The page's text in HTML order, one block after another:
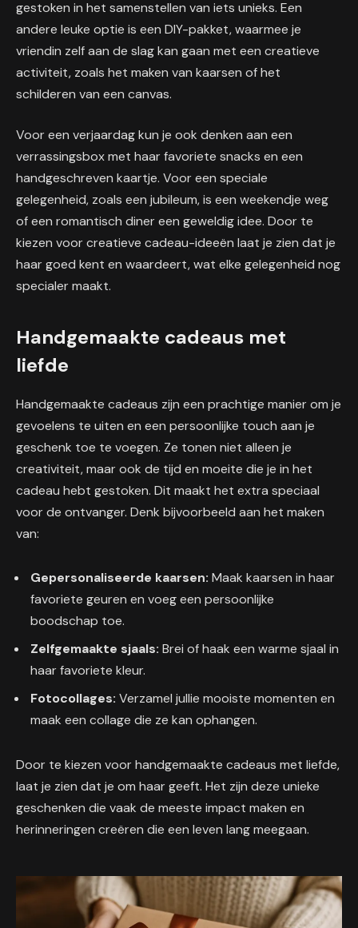
gestoken in het samenstellen van iets unieks. Een
andere leuke optie is een DIY-pakket, waarmee je
vriendin zelf aan de slag kan gaan met een creatieve
activiteit, zoals het maken van kaarsen of het
schilderen van een canvas.
Voor een verjaardag kun je ook denken aan een
verrassingsbox met haar favoriete snacks en een
handgeschreven kaartje. Voor een speciale
gelegenheid, zoals een jubileum, is een weekendje weg
of een romantisch diner een geweldig idee. Door te
kiezen voor creatieve cadeau-ideeën laat je zien dat je
haar goed kent en waardeert, wat elke gelegenheid nog
specialer maakt.
Handgemaakte cadeaus met
liefde
Handgemaakte cadeaus zijn een prachtige manier om je
gevoelens te uiten en een persoonlijke touch aan je
geschenk toe te voegen. Ze tonen niet alleen je
creativiteit, maar ook de tijd en moeite die je in het
cadeau hebt gestoken. Dit maakt het extra speciaal
voor de ontvanger. Denk bijvoorbeeld aan het maken
van:
Gepersonaliseerde kaarsen: Maak kaarsen in haar
favoriete geuren en voeg een persoonlijke
boodschap toe.
Zelfgemaakte sjaals: Brei of haak een warme sjaal in
haar favoriete kleur.
Fotocollages: Verzamel jullie mooiste momenten en
maak een collage die ze kan ophangen.
Door te kiezen voor handgemaakte cadeaus met liefde,
laat je zien dat je om haar geeft. Het zijn deze unieke
geschenken die vaak de meeste impact maken en
herinneringen creëren die een leven lang meegaan.